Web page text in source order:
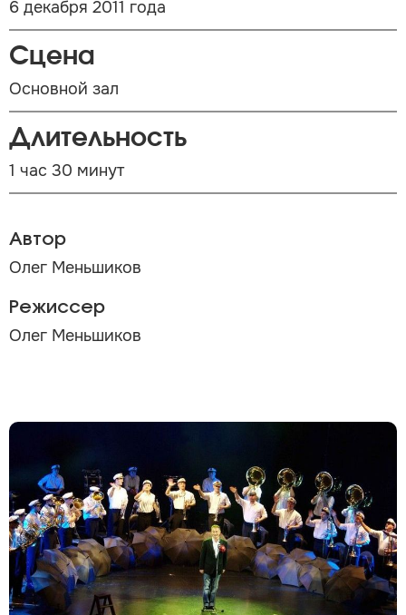
6 декабря 2011 года
Сцена
Основной зал
Длительность
1 час 30 минут
Автор
Олег Меньшиков
Режиссер
Олег Меньшиков